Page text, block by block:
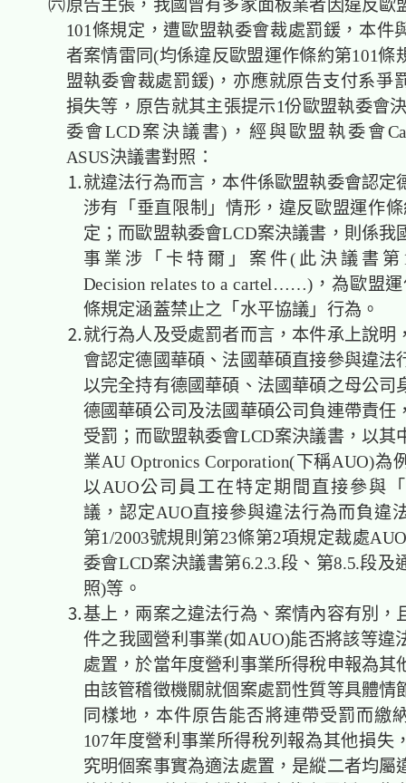
㈥原告主張，我國曾有多家面板業者因違反歐
101條規定，遭歐盟執委會裁處罰鍰，本件
者案情雷同(均係違反歐盟運作條約第101條
盟執委會裁處罰鍰)，亦應就原告支付系爭
損失等，原告就其主張提示1份歐盟執委會
委會LCD案決議書)，經與歐盟執委會
ASUS決議書對照：
⒈就違法行為而言，本件係歐盟執委會認定
涉有「垂直限制」情形，違反歐盟運作
定；而歐盟執委會LCD案決議書，則係我
事業涉「卡特爾」案件(此決議書第
Decision relates to a cartel……)，為歐盟
條規定涵蓋禁止之「水平協議」行為。
⒉就行為人及受處罰者而言，本件承上說明
會認定德國華碩、法國華碩直接參與違法
以完全持有德國華碩、法國華碩之母公司
德國華碩公司及法國華碩公司負連帶責任
受罰；而歐盟執委會LCD案決議書，以其
業AU Optronics Corporation(下稱AUO)為
以AUO公司員工在特定期間直接參與
議，認定AUO直接參與違法行為而負違
第1/2003號規則第23條第2項規定裁處
委會LCD案決議書第6.2.3.段、第8.5.段及
照)等。
⒊基上，兩案之違法行為、案情內容有別，
件之我國營利事業(如AUO)能否將該等違
處置，於當年度營利事業所得稅申報為其
由該管稽徵機關就個案處罰性質等具體情
同樣地，本件原告能否將連帶受罰而繳
107年度營利事業所得稅列報為其他損失
究明個案事實為適法處置，是縱二者均屬